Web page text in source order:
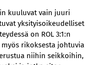
kuuluvat vain juuri
yksityisoikeudelliset
on ROL 3:1:n
rikoksesta johtuvia
niihin seikkoihin,